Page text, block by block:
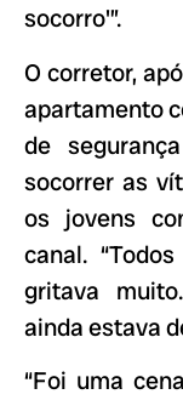
socorro'”.
O corretor,
apartamento
de
socorrer as
os jovens
canal.
gritava
ainda estava
“Foi uma